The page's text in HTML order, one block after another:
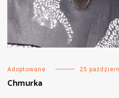
Adoptowane 25
Chmurka